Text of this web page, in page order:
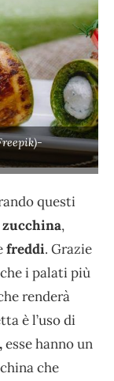
questi
,
freddi. Grazie
i palati più
renderà
è l’uso di
esse hanno un
che